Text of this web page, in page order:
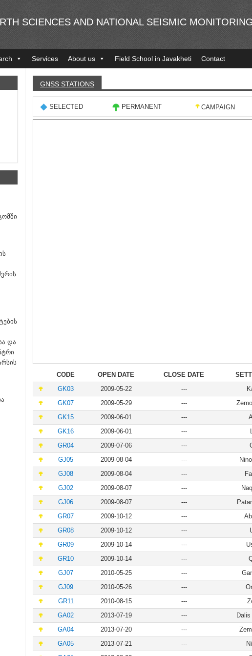
SCIENCES AND NATIONAL SEISMIC
Services About us Field School in Javakheti Contact
და
GNSS STATIONS
SELECTED PERMANENT CAMPAIGN
CODE OPEN DATE CLOSE DATE
GK03
2009-05-22 ---
GK07
2009-05-29 ---
GK15
2009-06-01 ---
GK16
2009-06-01 ---
GR04
2009-07-06 ---
GJ05
2009-08-04 ---
GJ08
2009-08-04 ---
GJ02
2009-08-07 ---
GJ06
2009-08-07 ---
GR07
2009-10-12 ---
GR08
2009-10-12 ---
GR09
2009-10-14 ---
GR10
2009-10-14 ---
GJ07
2010-05-25 ---
GJ09
2010-05-26 ---
GR11
2010-08-15 ---
GA02
2013-07-19 ---
GA04
2013-07-20 ---
GA05
2013-07-21 ---